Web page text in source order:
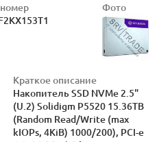
Фото
Краткое описание
Накопитель SSD NVMe 2.5"
(U.2) Solidigm P5520 15.36TB
(Random Read/Write (max
kIOPs, 4KiB) 1000/200), PCI-e